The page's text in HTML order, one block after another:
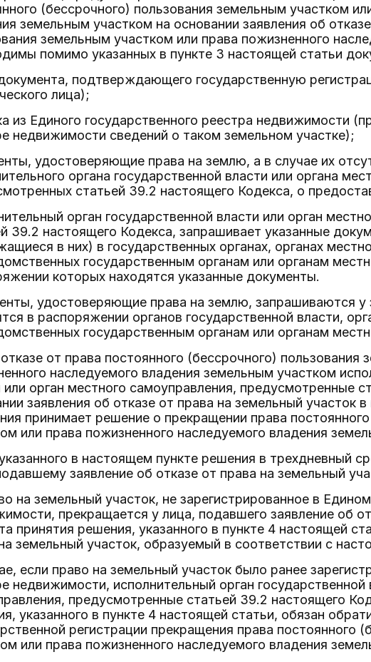
(бессрочного) пользования земельным участком
земельным участком на основании заявления об
земельным участком или права пожизненного
помимо указанных в пункте 3 настоящей статьи
подтверждающего государственную
лица);
из Единого государственного реестра недвижимости
недвижимости сведений о таком земельном участке);
удостоверяющие права на землю, а в случае их
органа государственной власти или органа
статьей 39.2 настоящего Кодекса, о
орган государственной власти или орган
39.2 настоящего Кодекса, запрашивает указанные
в них) в государственных органах, органах
государственным органам или органам
которых находятся указанные документы.
удостоверяющие права на землю, запрашиваются у
в распоряжении органов государственной власти,
государственным органам или органам
от права постоянного (бессрочного) пользования
наследуемого владения земельным участком
или орган местного самоуправления, предусмотренные
заявления об отказе от права на земельный участок
принимает решение о прекращении права
или права пожизненного наследуемого владения
в настоящем пункте решения в трехдневный
заявление об отказе от права на земельный
на земельный участок, не зарегистрированное в
прекращается у лица, подавшего заявление об
принятия решения, указанного в пункте 4 настоящей
земельный участок, образуемый в соответствии с
если право на земельный участок было ранее
недвижимости, исполнительный орган государственной
предусмотренные статьей 39.2 настоящего
указанного в пункте 4 настоящей статьи, обязан
регистрации прекращения права постоянного
или права пожизненного наследуемого владения